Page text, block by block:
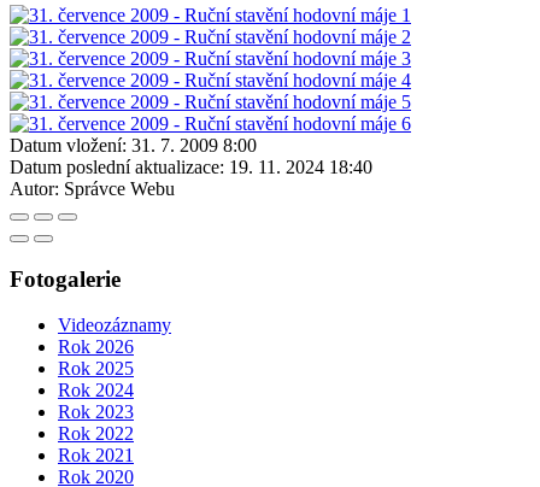
Datum vložení: 31. 7. 2009 8:00
Datum poslední aktualizace: 19. 11. 2024 18:40
Autor: Správce Webu
Fotogalerie
Videozáznamy
Rok 2026
Rok 2025
Rok 2024
Rok 2023
Rok 2022
Rok 2021
Rok 2020